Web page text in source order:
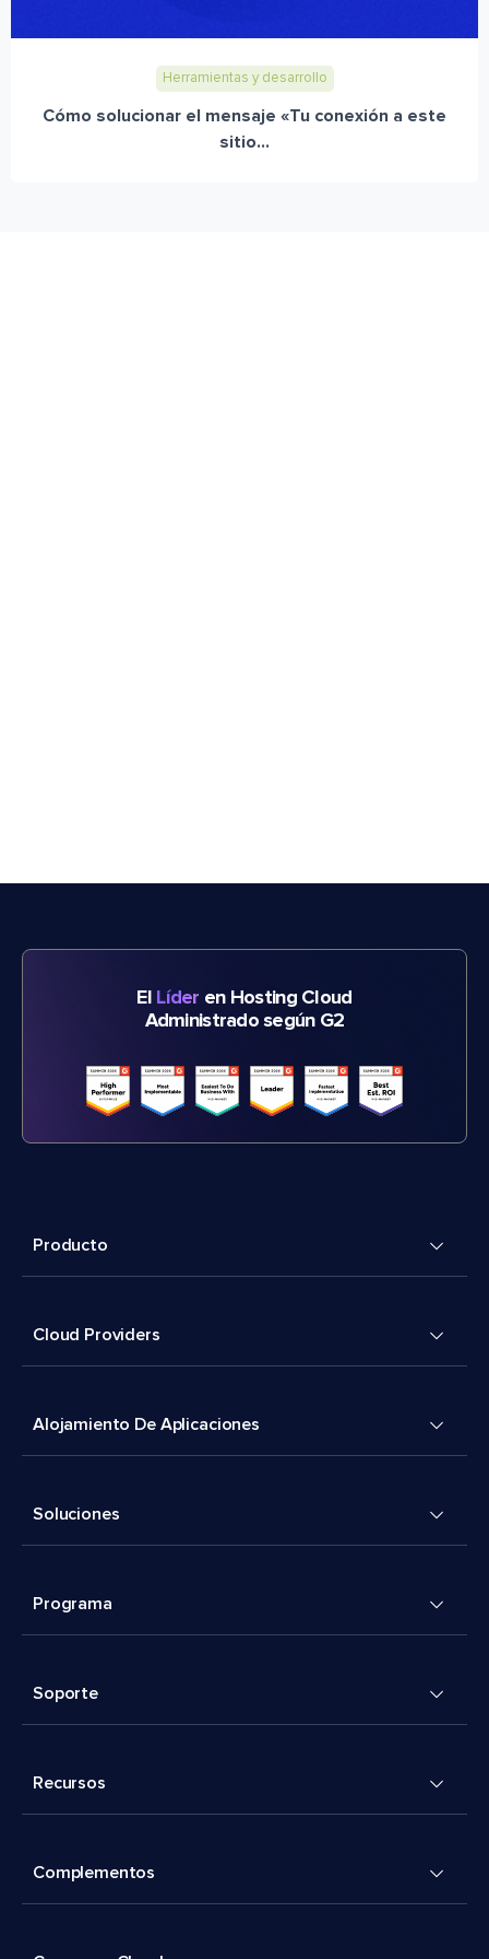
Herramientas y desarrollo
Cómo solucionar el mensaje «Tu conexión a este
sitio...
El Líder en Hosting Cloud
Administrado según G2
Producto
Cloud Providers
Alojamiento De Aplicaciones
Soluciones
Programa
Soporte
Recursos
Complementos